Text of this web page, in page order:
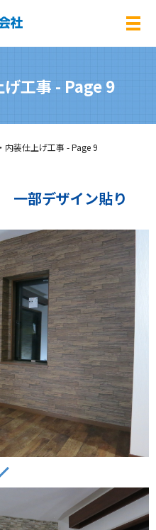
メ
工事 - Page 9
内装仕上げ工事 - Page 9
部デザイン貼り